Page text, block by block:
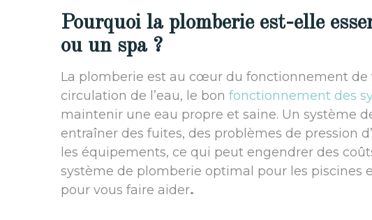
Pourquoi la plomberie est-elle
ou un spa ?
La plomberie est au cœur du fonctionnement de
circulation de l’eau, le bon fonctionnement des
maintenir une eau propre et saine. Un système
entraîner des fuites, des problèmes de pression
les équipements, ce qui peut engendrer des
système de plomberie optimal pour les piscines
pour vous faire aider.